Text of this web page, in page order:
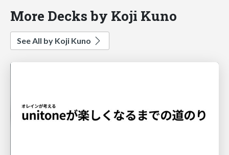
More Decks by Koji Kuno
See All by Koji Kuno